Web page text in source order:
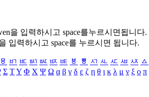
을 입력하시고 space를누르시면됩니다.
입력하시고 space를 누르시면 됩니다.
ㅱ ㅲ ㅳ ㅴ ㅵ ㅶ ㅷ ㅸ ㅹ ㅺ ㅻ ㅼ ㅽ ㅾ ㅿ
Σ ΤΥ Φ Χ Ψ Ω α β γ δ ε ζ η θ ι κ λ μ ν ξ ο π